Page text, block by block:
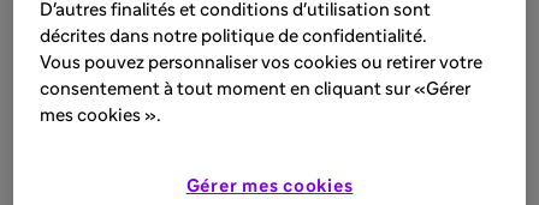
2. Les causes des troubles
olfactifs de la PNS
Le tabagisme est la première cause
D'autres finalités et conditions d'utilisation sont
décrites dans notre politique de confidentialité.
Vous pouvez personnaliser vos cookies ou retirer votre
consentement à tout moment en cliquant sur «Gérer
mes cookies ».
Gérer mes cookies